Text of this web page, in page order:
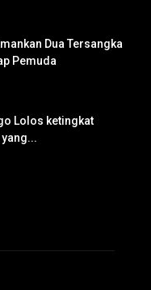
Dua Tersangka
Pemuda
Lolos ketingkat